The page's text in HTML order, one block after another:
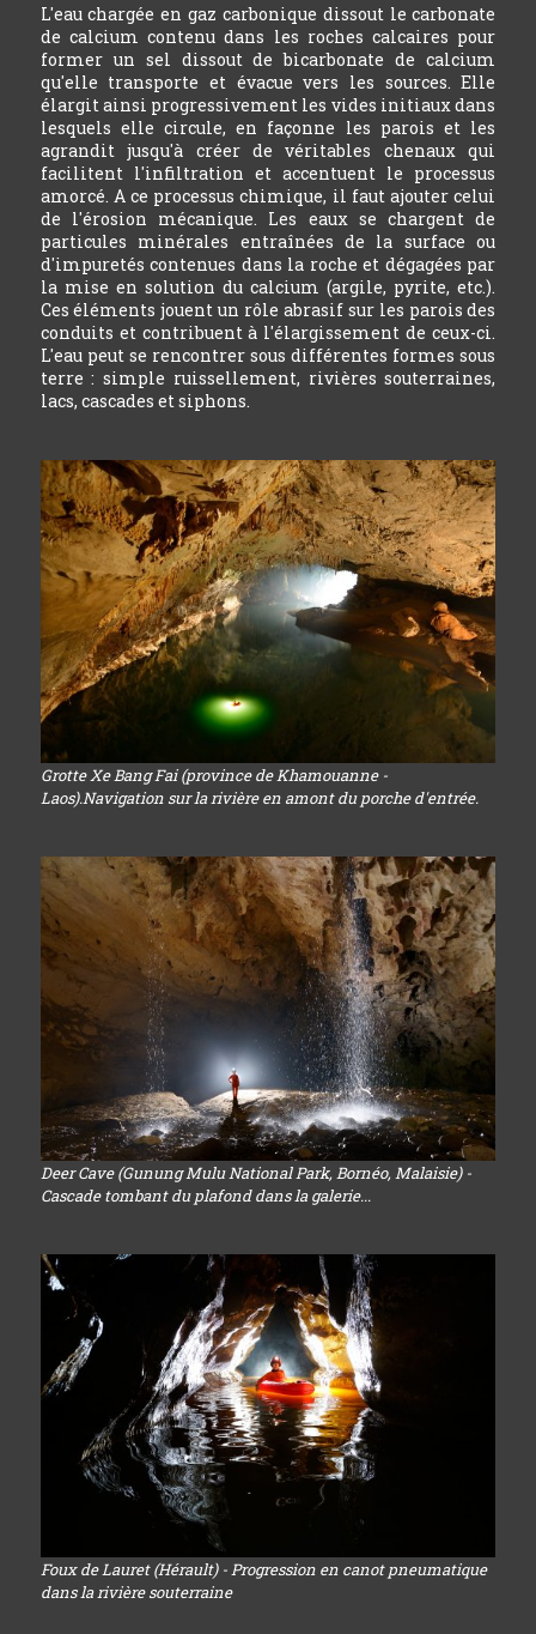
L'eau chargée en gaz carbonique dissout le carbonate
de calcium contenu dans les roches calcaires pour
former un sel dissout de bicarbonate de calcium
qu'elle transporte et évacue vers les sources. Elle
élargit ainsi progressivement les vides initiaux dans
lesquels elle circule, en façonne les parois et les
agrandit jusqu'à créer de véritables chenaux qui
facilitent l'infiltration et accentuent le processus
amorcé. A ce processus chimique, il faut ajouter celui
de l'érosion mécanique. Les eaux se chargent de
particules minérales entraînées de la surface ou
d'impuretés contenues dans la roche et dégagées par
la mise en solution du calcium (argile, pyrite, etc.).
Ces éléments jouent un rôle abrasif sur les parois des
conduits et contribuent à l'élargissement de ceux-ci.
L'eau peut se rencontrer sous différentes formes sous
terre : simple ruissellement, rivières souterraines,
lacs, cascades et siphons.
Grotte Xe Bang Fai (province de Khamouanne -
Laos).Navigation sur la rivière en amont du porche d'entrée.
Deer Cave (Gunung Mulu National Park, Bornéo, Malaisie) -
Cascade tombant du plafond dans la galerie...
Foux de Lauret (Hérault) - Progression en canot pneumatique
dans la rivière souterraine